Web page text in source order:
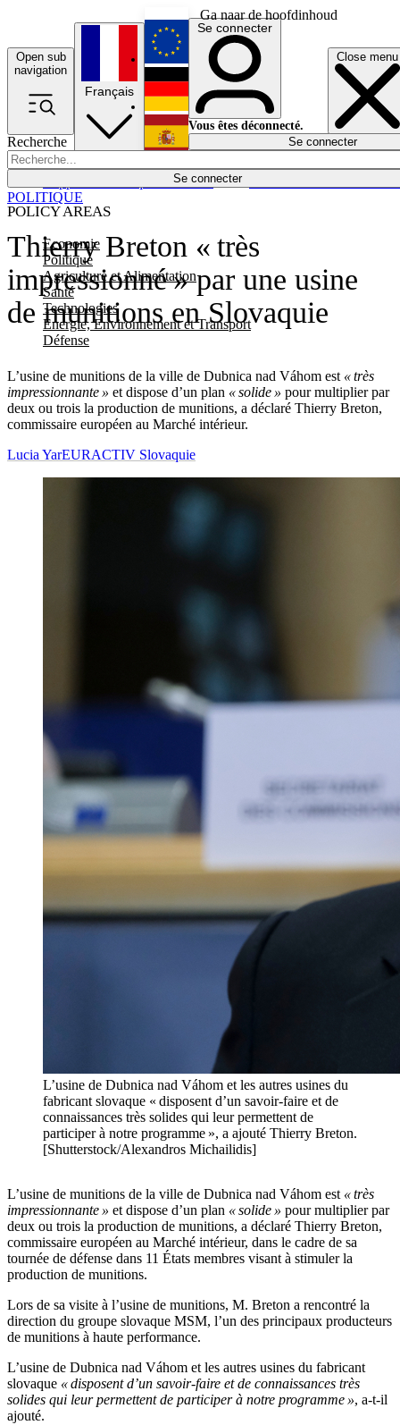
Ga naar de hoofdinhoud
Open sub
navigation
Close menu
Recherche
Se connecter
POLICY AREAS
Economie
Politique
Agriculture et Alimentation
Santé
Technologies
Energie, Environnement et Transport
Défense
Économie
Français
English
Deutsch
Español
Se connecter
Vous êtes déconnecté.
Se connecter
Thierry Breton « très
impressionné » par une usine
de munitions en Slovaquie
L’usine de munitions de la ville de Dubnica nad Váhom est « très
impressionnante » et dispose d’un plan « solide » pour multiplier par
deux ou trois la production de munitions, a déclaré Thierry Breton,
commissaire européen au Marché intérieur.
POLITIQUE
Lucia YarEURACTIV Slovaquie
L’usine de Dubnica nad Váhom et les autres usines du
fabricant slovaque « disposent d’un savoir-faire et de
connaissances très solides qui leur permettent de
participer à notre programme », a ajouté Thierry Breton.
[Shutterstock/Alexandros Michailidis]
L’usine de munitions de la ville de Dubnica nad Váhom est « très
impressionnante » et dispose d’un plan « solide » pour multiplier par
deux ou trois la production de munitions, a déclaré Thierry Breton,
commissaire européen au Marché intérieur, dans le cadre de sa
tournée de défense dans 11 États membres visant à stimuler la
production de munitions.
Lors de sa visite à l’usine de munitions, M. Breton a rencontré la
direction du groupe slovaque MSM, l’un des principaux producteurs
de munitions à haute performance.
L’usine de Dubnica nad Váhom et les autres usines du fabricant
slovaque « disposent d’un savoir-faire et de connaissances très
solides qui leur permettent de participer à notre programme », a-t-il
ajouté.